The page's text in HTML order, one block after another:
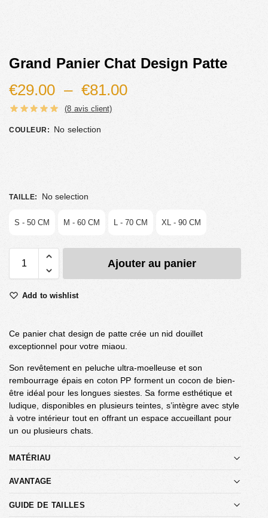
Grand Panier Chat Design Patte
€29.00 – €81.00
(8 avis client)
COULEUR : No selection
TAILLE: No selection
S - 50 CM M - 60 CM L - 70 CM XL - 90 CM
Ajouter au panier
Add to wishlist
Ce panier chat design de patte crée un nid douillet
exceptionnel pour votre miaou.
Son revêtement en peluche ultra-moelleuse et son
rembourrage épais en coton PP forment un cocon de bien-
être idéal pour les longues siestes. Sa forme esthétique et
ludique, disponibles en plusieurs teintes, s’intègre avec style
à votre intérieur tout en offrant un espace accueillant pour
un ou plusieurs chats.
MATÉRIAU
AVANTAGE
GUIDE DE TAILLES